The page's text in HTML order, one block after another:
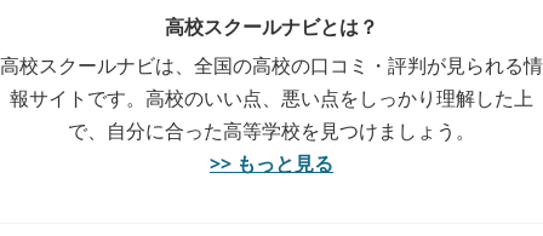
高校スクールナビとは？
高校スクールナビは、全国の高校の口コミ・評判が見られる情
報サイトです。高校のいい点、悪い点をしっかり理解した上
で、自分に合った高等学校を見つけましょう。
>> もっと見る